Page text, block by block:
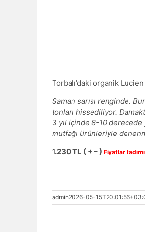
Torbalı’daki organik
Saman sarısı renginde.
tonları hissediliyor.
3 yıl içinde 8-10 derecede
mutfağı ürünleriyle
1.230 TL ( + – ) Fiyatlar
admin2026-05-